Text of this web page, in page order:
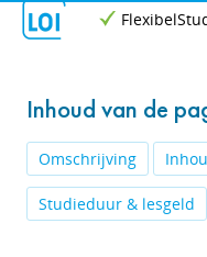
Inhoud van de
Omschrijving
Studieduur & lesgeld